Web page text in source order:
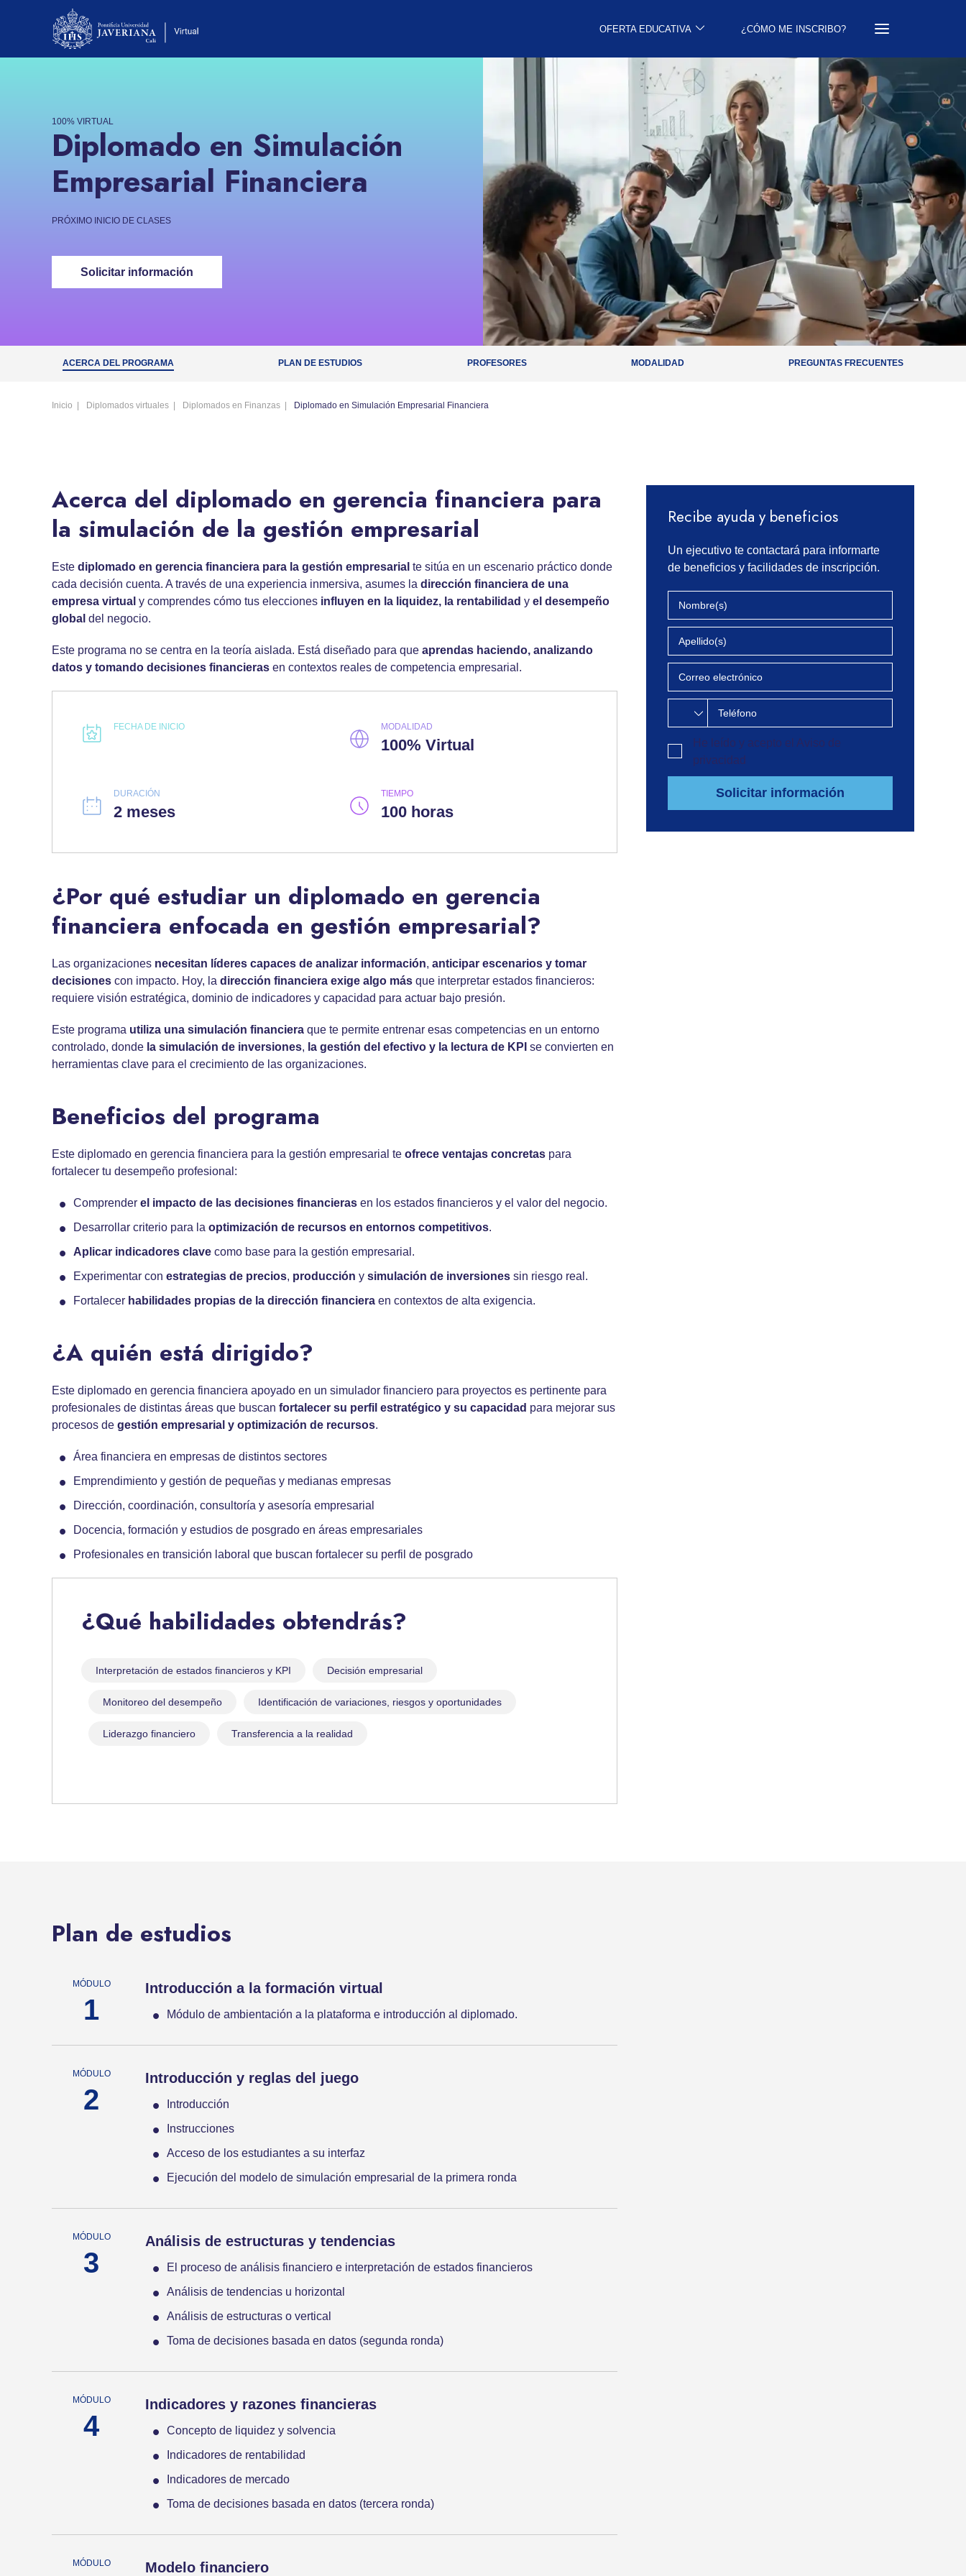
OFERTA EDUCATIVA ¿CÓMO ME INSCRIBO?
100% VIRTUAL
Diplomado en Simulación
Empresarial Financiera
PRÓXIMO INICIO DE CLASES
Solicitar información
ACERCA DEL PROGRAMA PLAN DE ESTUDIOS PROFESORES MODALIDAD PREGUNTAS FRECUENTES
Inicio Diplomados virtuales Diplomados en Finanzas Diplomado en Simulación Empresarial Financiera
Acerca del diplomado en gerencia financiera para
la simulación de la gestión empresarial
Este diplomado en gerencia financiera para la gestión empresarial te sitúa en un escenario práctico donde
cada decisión cuenta. A través de una experiencia inmersiva, asumes la dirección financiera de una
empresa virtual y comprendes cómo tus elecciones influyen en la liquidez, la rentabilidad y el desempeño
global del negocio.
Este programa no se centra en la teoría aislada. Está diseñado para que aprendas haciendo, analizando
datos y tomando decisiones financieras en contextos reales de competencia empresarial.
FECHA DE INICIO MODALIDAD
100% Virtual
DURACIÓN
2 meses
TIEMPO
100 horas
¿Por qué estudiar un diplomado en gerencia
financiera enfocada en gestión empresarial?
Las organizaciones necesitan líderes capaces de analizar información, anticipar escenarios y tomar
decisiones con impacto. Hoy, la dirección financiera exige algo más que interpretar estados financieros:
requiere visión estratégica, dominio de indicadores y capacidad para actuar bajo presión.
Este programa utiliza una simulación financiera que te permite entrenar esas competencias en un entorno
controlado, donde la simulación de inversiones, la gestión del efectivo y la lectura de KPI se convierten en
herramientas clave para el crecimiento de las organizaciones.
Beneficios del programa
Este diplomado en gerencia financiera para la gestión empresarial te ofrece ventajas concretas para
fortalecer tu desempeño profesional:
Comprender el impacto de las decisiones financieras en los estados financieros y el valor del negocio.
Desarrollar criterio para la optimización de recursos en entornos competitivos.
Aplicar indicadores clave como base para la gestión empresarial.
Experimentar con estrategias de precios, producción y simulación de inversiones sin riesgo real.
Fortalecer habilidades propias de la dirección financiera en contextos de alta exigencia.
¿A quién está dirigido?
Este diplomado en gerencia financiera apoyado en un simulador financiero para proyectos es pertinente para
profesionales de distintas áreas que buscan fortalecer su perfil estratégico y su capacidad para mejorar sus
procesos de gestión empresarial y optimización de recursos.
Área financiera en empresas de distintos sectores
Emprendimiento y gestión de pequeñas y medianas empresas
Dirección, coordinación, consultoría y asesoría empresarial
Docencia, formación y estudios de posgrado en áreas empresariales
Profesionales en transición laboral que buscan fortalecer su perfil de posgrado
¿Qué habilidades obtendrás?
Interpretación de estados financieros y KPI Decisión empresarial
Monitoreo del desempeño Identificación de variaciones, riesgos y oportunidades
Liderazgo financiero Transferencia a la realidad
Recibe ayuda y beneficios
Un ejecutivo te contactará para informarte
de beneficios y facilidades de inscripción.
He leído y acepto el Aviso de
privacidad
Solicitar información
Plan de estudios
Introducción a la formación virtual
Módulo de ambientación a la plataforma e introducción al diplomado.
Introducción y reglas del juego
Introducción
Instrucciones
Acceso de los estudiantes a su interfaz
Ejecución del modelo de simulación empresarial de la primera ronda
Análisis de estructuras y tendencias
El proceso de análisis financiero e interpretación de estados financieros
Análisis de tendencias u horizontal
Análisis de estructuras o vertical
Toma de decisiones basada en datos (segunda ronda)
Indicadores y razones financieras
Concepto de liquidez y solvencia
Indicadores de rentabilidad
Indicadores de mercado
Toma de decisiones basada en datos (tercera ronda)
Modelo financiero